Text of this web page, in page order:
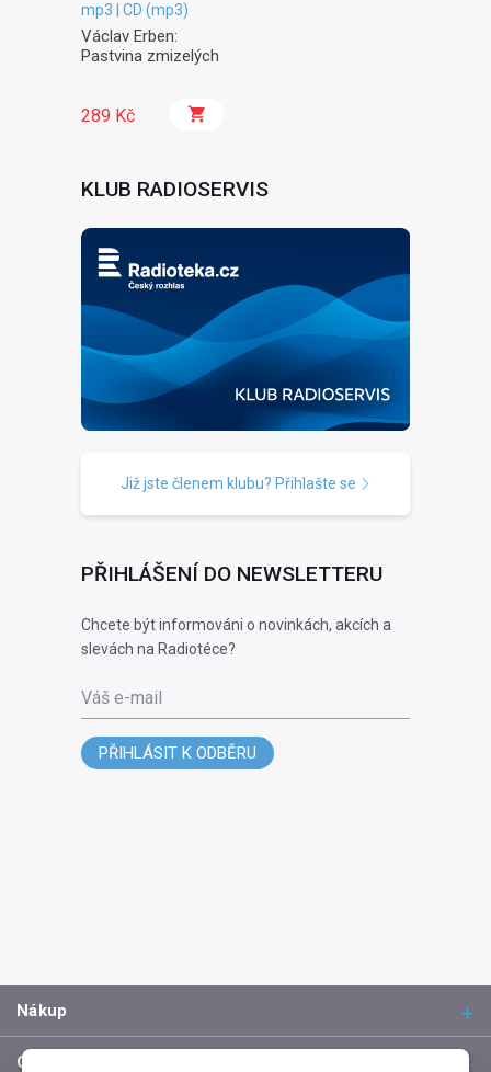
mp3 | CD (mp3)
Václav Erben:
Pastvina zmizelých
289 Kč
KLUB RADIOSERVIS
Již jste členem klubu? Přihlašte se
PŘIHLÁŠENÍ DO NEWSLETTERU
Chcete být informováni o novinkách, akcích a
slevách na Radiotéce?
Váš e-mail
PŘIHLÁSIT K ODBĚRU
Nákup
O společnosti